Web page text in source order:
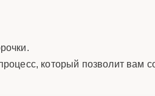
который позволит вам